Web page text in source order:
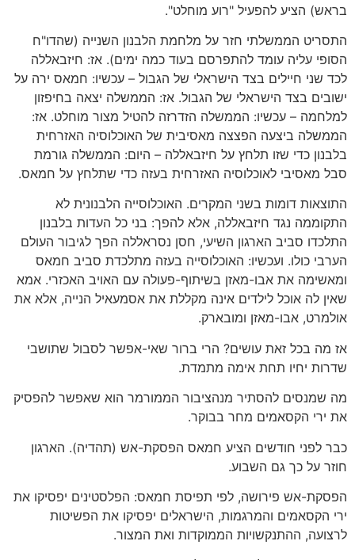
בראש) הציע להפעיל "רוע מוחלט".
התסריט הממשלתי חזר על מלחמת הלבנון השנייה (שהדו"ח
הסופי עליה עומד להתפרסם בעוד כמה ימים). אז: חיזבאללה
לכד שני חיילים בצד הישראלי של הגבול – עכשיו: חמאס ירה על
ישובים בצד הישראלי של הגבול. אז: הממשלה יצאה בחיפזון
למלחמה – עכשיו: הממשלה הזדרזה להטיל מצור מוחלט. אז:
הממשלה ביצעה הפצצה מאסיבית של האוכלוסיה האזרחית
בלבנון כדי שזו תלחץ על חיזבאללה – היום: הממשלה גורמת
סבל מאסיבי לאוכלוסיה האזרחית בעזה כדי שתלחץ על חמאס.
התוצאות דומות בשני המקרים. האוכלוסייה הלבנונית לא
התקוממה נגד חיזבאללה, אלא להפך: בני כל העדות בלבנון
התלכדו סביב הארגון השיעי, חסן נסראללה הפך לגיבור העולם
הערבי כולו. ועכשיו: האוכלוסייה בעזה מתלכדת סביב חמאס
ומאשימה את אבו-מאזן בשיתוף-פעולה עם האויב האכזרי. אמא
שאין לה אוכל לילדים אינה מקללת את אסמעאיל הנייה, אלא את
אולמרט, אבו-מאזן ומובארק.
אז מה בכל זאת עושים? הרי ברור שאי-אפשר לסבול שתושבי
שדרות יחיו תחת אימה מתמדת.
מה שמנסים להסתיר מנהציבור הממורמר הוא שאפשר להפסיק
את ירי הקסאמים מחר בבוקר.
כבר לפני חודשים הציע חמאס הפסקת-אש (תהדיה). הארגון
חוזר על כך גם השבוע.
הפסקת-אש פירושה, לפי תפיסת חמאס: הפלסטינים יפסיקו את
ירי הקסאמים והמרגמות, הישראלים יפסיקו את הפשיטות
לרצועה, ההתנקשויות הממוקדות ואת המצור.